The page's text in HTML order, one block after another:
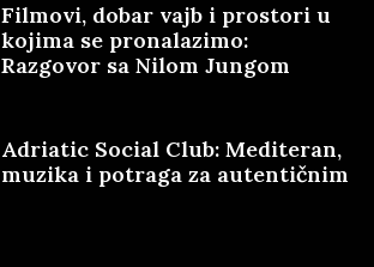
Filmovi, dobar vajb i prostori u
kojima se pronalazimo:
Razgovor sa Nilom Jungom
Adriatic Social Club: Mediteran,
muzika i potraga za autentičnim